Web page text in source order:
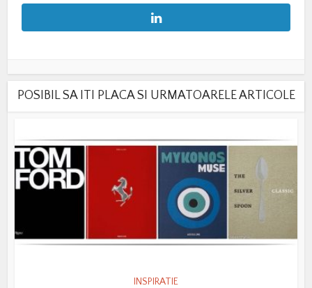
POSIBIL SA ITI PLACA SI URMATOARELE ARTICOLE
INSPIRATIE